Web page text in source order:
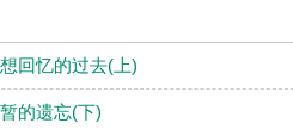
回忆的过去(上)
的遗忘(下)